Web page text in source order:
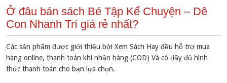
Ở đâu bán sách Bé Tập Kể Chuyện – Dê
Con Nhanh Trí giá rẻ nhất?
Các sản phẩm được giới thiệu bởi Xem Sách Hay đều hỗ trợ mua
hàng online, thanh toán khi nhận hàng (COD) Và có đầy đủ hình
thức thanh toán cho bạn lựa chọn.